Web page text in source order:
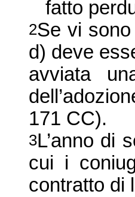
fatto
2Se vi
d) deve
avviata
171 CC).
3L’anno di
cui i
contratto di